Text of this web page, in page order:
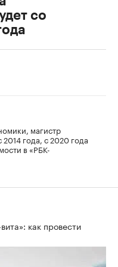
со
магистр
года, с 2020 года
в «РБК-
как провести